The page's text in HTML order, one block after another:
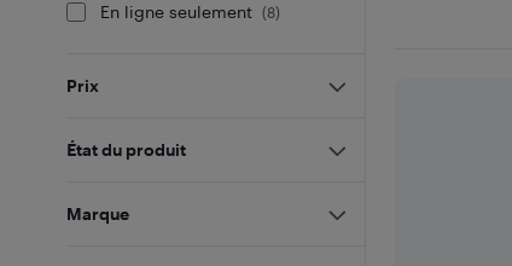
En ligne seulement (8)
Prix
État du produit
Marque